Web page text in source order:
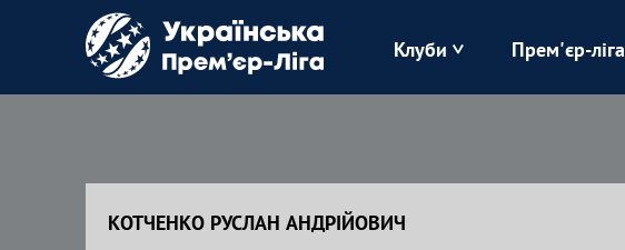
Клуби
Зоря Карпати
Прем'єр-ліга
КОТЧЕНКО РУСЛАН АНДРІЙОВИЧ